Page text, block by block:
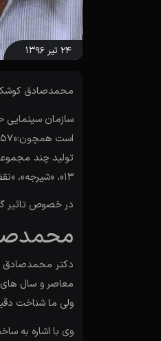
۲۴ تیر ۱۳۹۶
محمدصادق
سازمان سینمایی
تولید چند
۱۳»، «شیرجه»، «نقض» و «جاسوسی» است که از تهیه کنندگان آن خریداری شده و با دوبله و زیرنویس فارسی به مخاطب عرضه گردید.
در خصوص تاثیر
دکتر محمدصادق
معاصر و سال های
ولی ما شناخت
وی با اشاره به